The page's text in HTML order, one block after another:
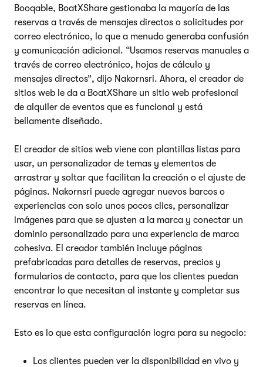
Booqable, BoatXShare gestionaba la mayoría de las
reservas a través de mensajes directos o solicitudes por
correo electrónico, lo que a menudo generaba confusión
y comunicación adicional. “Usamos reservas manuales a
través de correo electrónico, hojas de cálculo y
mensajes directos”, dijo Nakornsri. Ahora, el creador de
sitios web le da a BoatXShare un sitio web profesional
de alquiler de eventos que es funcional y está
bellamente diseñado.
El creador de sitios web viene con plantillas listas para
usar, un personalizador de temas y elementos de
arrastrar y soltar que facilitan la creación o el ajuste de
páginas. Nakornsri puede agregar nuevos barcos o
experiencias con solo unos pocos clics, personalizar
imágenes para que se ajusten a la marca y conectar un
dominio personalizado para una experiencia de marca
cohesiva. El creador también incluye páginas
prefabricadas para detalles de reservas, precios y
formularios de contacto, para que los clientes puedan
encontrar lo que necesitan al instante y completar sus
reservas en línea.
Esto es lo que esta configuración logra para su negocio:
Los clientes pueden ver la disponibilidad en vivo y